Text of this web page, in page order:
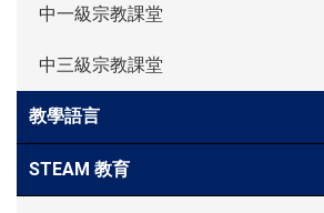
學生園地
學生表現
中一級宗教課堂
中三級宗教課堂
教學語言
STEAM 教育